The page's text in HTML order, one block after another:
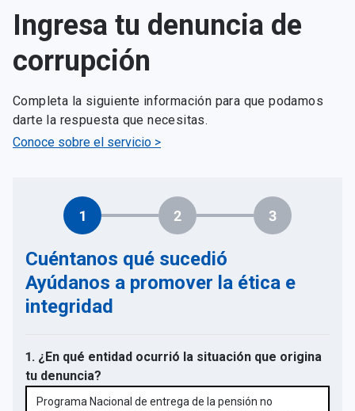
Ingresa tu denuncia de
corrupción
Completa la siguiente información para que podamos
darte la respuesta que necesitas.
Conoce sobre el servicio >
1 2 3
Cuéntanos qué sucedió
Ayúdanos a promover la ética e
integridad
1. ¿En qué entidad ocurrió la situación que origina
tu denuncia?
Programa Nacional de entrega de la pensión no